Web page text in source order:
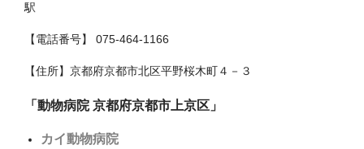
富士見市
川口市
川越市
幸手市
駅
【電話番号】 075-464-1166
【住所】京都府京都市北区平野桜木町４－３
「動物病院 京都府京都市上京区」
カイ動物病院